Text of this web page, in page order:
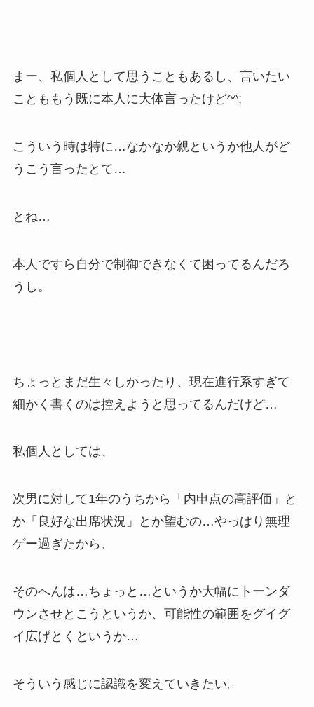
まー、私個人として思うこともあるし、言いたい
ことももう既に本人に大体言ったけど^^;
こういう時は特に…なかなか親というか他人がど
うこう言ったとて…
とね…
本人ですら自分で制御できなくて困ってるんだろ
うし。
ちょっとまだ生々しかったり、現在進行系すぎて
細かく書くのは控えようと思ってるんだけど…
私個人としては、
次男に対して1年のうちから「内申点の高評価」と
か「良好な出席状況」とか望むの…やっぱり無理
ゲー過ぎたから、
そのへんは…ちょっと…というか大幅にトーンダ
ウンさせとこうというか、可能性の範囲をグイグ
イ広げとくというか…
そういう感じに認識を変えていきたい。